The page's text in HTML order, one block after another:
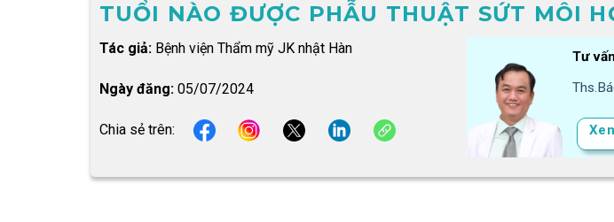
TUỔI NÀO ĐƯỢC PHẪU THUẬT SỨT MÔI
Tác giả:Bệnh viện Thẩm mỹ JK nhật Hàn
Ngày đăng:05/07/2024
Chia sẻ trên:
Tư